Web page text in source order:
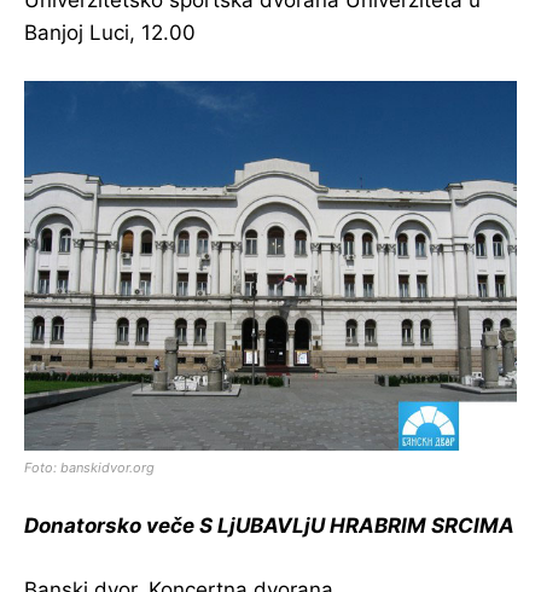
Banjoj Luci, 12.00
Foto: banskidvor.org
Donatorsko veče S LjUBAVLjU HRABRIM SRCIMA